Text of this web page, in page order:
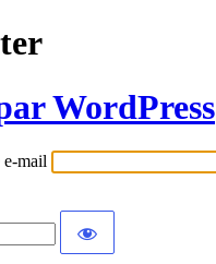
WordPress
e-mail